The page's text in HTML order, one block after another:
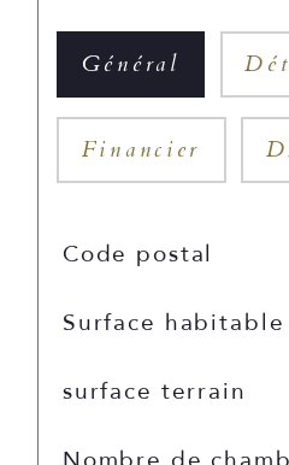
Général
Financier
Code postal
Surface habitable
surface terrain